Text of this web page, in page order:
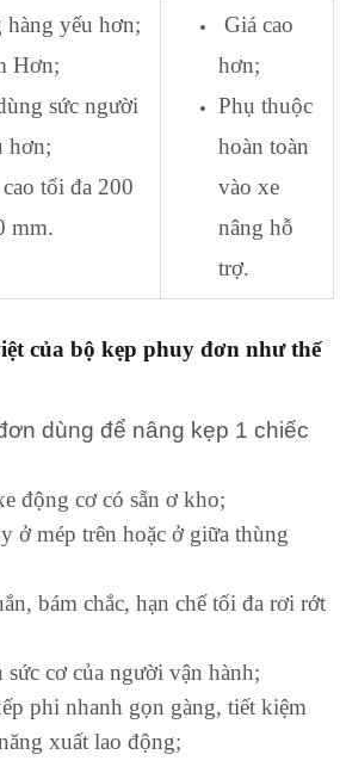
hàng yếu hơn;
Hơn;
sức người
hơn;
tối đa 200
mm.
Giá cao
hơn;
Phụ thuộc
hoàn toàn
vào xe
nâng hỗ
trợ.
của bộ kẹp phuy đơn như thế
dùng để nâng kẹp 1 chiếc
động cơ có sẵn ơ kho;
ở mép trên hoặc ở giữa thùng
bám chắc, hạn chế tối đa rơi rớt
sức cơ của người vận hành;
phi nhanh gọn gàng, tiết kiệm
xuất lao động;